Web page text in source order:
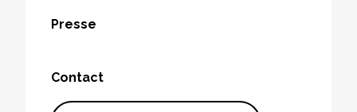
Presse
Contact